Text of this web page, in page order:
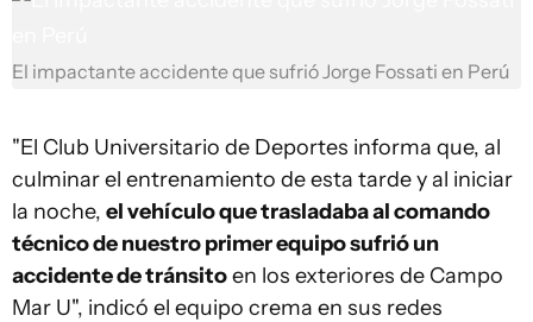
El impactante accidente que sufrió Jorge Fossati en Perú
"El Club Universitario de Deportes informa que, al
culminar el entrenamiento de esta tarde y al iniciar
la noche, el vehículo que trasladaba al comando
técnico de nuestro primer equipo sufrió un
accidente de tránsitoen los exteriores de Campo
Mar U", indicó el equipo crema en sus redes